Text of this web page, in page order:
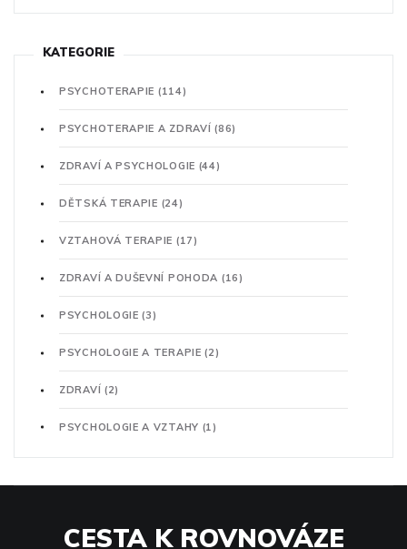
KATEGORIE
PSYCHOTERAPIE (114)
PSYCHOTERAPIE A ZDRAVÍ(86)
ZDRAVÍ A PSYCHOLOGIE (44)
DĚTSKÁ TERAPIE (24)
VZTAHOVÁ TERAPIE (17)
ZDRAVÍ A DUŠEVNÍ POHODA (16)
PSYCHOLOGIE(3)
PSYCHOLOGIE A TERAPIE(2)
ZDRAVÍ (2)
PSYCHOLOGIE A VZTAHY (1)
CESTA K ROVNOVÁZE